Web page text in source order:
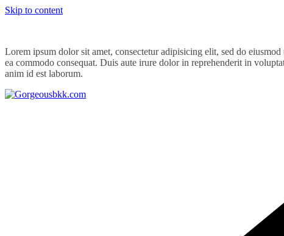
Skip to content
Lorem ipsum dolor sit amet, consectetur adipisicing elit, sed do
ea commodo consequat. Duis aute irure dolor in reprehenderit in
anim id est laborum.